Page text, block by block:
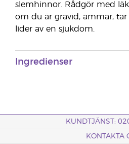
slemhinnor. Rådgör med
om du är gravid, ammar,
lider av en sjukdom.
Ingredienser
KUNDTJÄNST:
KONTAKTA